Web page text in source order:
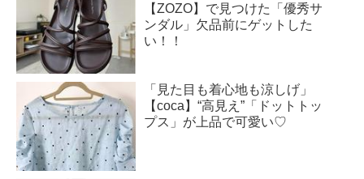
【ZOZO】で見つけた「優秀サ
ンダル」欠品前にゲットした
い！！
「見た目も着心地も涼しげ」
【coca】“高見え”「ドットトッ
プス」が上品で可愛い♡